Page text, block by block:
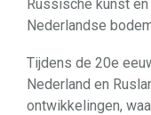
Russische kunst
Nederlandse
Tijdens de 20e
Nederland en
ontwikkelingen,